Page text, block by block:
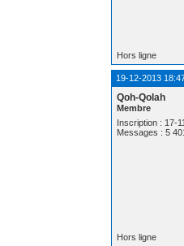
Hors ligne
19-12-2013
Qoh-Qolah
Membre
Inscription : 17-
Messages : 5
Hors ligne